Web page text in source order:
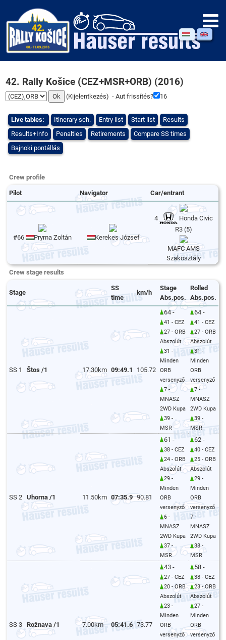
42. Rally Košice (CEZ+MSR+ORB) (2016)
(Kijelentkezés) - Aut frissítés? 16
Live tables: Itinerary sch. Entry list Start list
Results
Results+Info
Penalties Retirements
Compare SS times
Bajnoki pontállás
Crew profile
Pilot Navigator Car/entrant
#66 Pryma Zoltán Kerekes József
4
Honda Civic
R3 (5)
MAFC AMS
Szakosztály
Crew stage results
Stage
SS
time
km/h
Stage
Abs.pos.
Rolled
Abs.pos.
SS 1 Štos /1 17.30km 09:49.1 105.72
64 -
41 - CEZ
27 - ORB
Abszolút
31 -
Minden
ORB
versenyző
7 -
MNASZ
2WD Kupa
39 -
MSR
64 -
41 - CEZ
27 - ORB
Abszolút
31 -
Minden
ORB
versenyző
7 -
MNASZ
2WD Kupa
39 -
MSR
SS 2 Uhorna /1 11.50km 07:35.9 90.81
61 -
38 - CEZ
24 - ORB
Abszolút
29 -
Minden
ORB
versenyző
6 -
MNASZ
2WD Kupa
37 -
MSR
62 -
40 - CEZ
25 - ORB
Abszolút
29 -
Minden
ORB
versenyző
7 -
MNASZ
2WD Kupa
38 -
MSR
SS 3 Rožnava /1 7.00km 05:41.6 73.77
43 -
27 - CEZ
20 - ORB
Abszolút
23 -
Minden
ORB
versenyző
58 -
38 - CEZ
23 - ORB
Abszolút
27 -
Minden
ORB
versenyző